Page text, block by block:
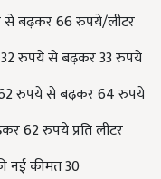
से बढ़कर 66 रुपये/लीटर
रुपये से बढ़कर 33 रुपये
62 रुपये से बढ़कर 64 रुपये
62 रुपये प्रति लीटर
नई कीमत 30